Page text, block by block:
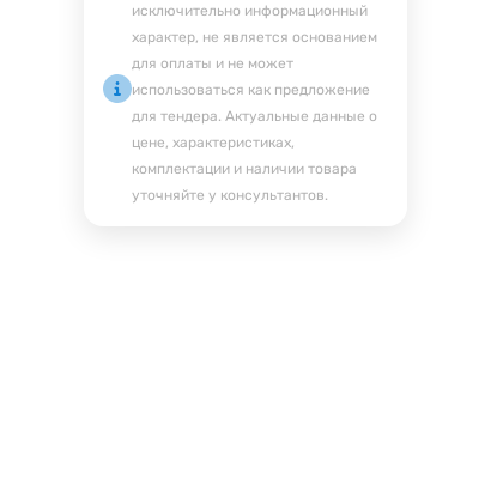
исключительно информационный
характер, не является основанием
для оплаты и не может
использоваться как предложение
для тендера. Актуальные данные о
цене, характеристиках,
комплектации и наличии товара
уточняйте у консультантов.